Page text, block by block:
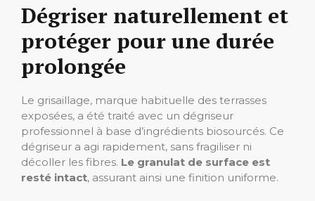
Dégriser naturellement et
protéger pour une durée
prolongée
Le grisaillage, marque habituelle des terrasses
exposées, a été traité avec un dégriseur
professionnel à base d’ingrédients biosourcés. Ce
dégriseur a agi rapidement, sans fragiliser ni
décoller les fibres. Le granulat de surface est
resté intact, assurant ainsi une finition uniforme.